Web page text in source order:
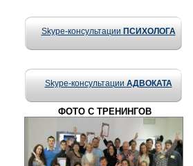
Skype-консультации ПСИХОЛОГА
Skype-консультации АДВОКАТА
ФОТО С ТРЕНИНГОВ